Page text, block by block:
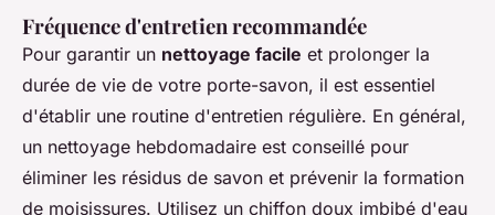
Fréquence d'entretien recommandée
Pour garantir un nettoyage facile et prolonger la
durée de vie de votre porte-savon, il est essentiel
d'établir une routine d'entretien régulière. En général,
un nettoyage hebdomadaire est conseillé pour
éliminer les résidus de savon et prévenir la formation
de moisissures. Utilisez un chiffon doux imbibé d'eau